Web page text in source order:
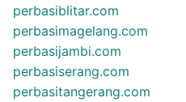
perbasiblitar.com
perbasimagelang.com
perbasijambi.com
perbasiserang.com
perbasitangerang.com